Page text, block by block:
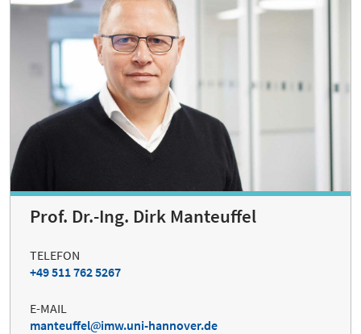
Prof. Dr.-Ing. Dirk Manteuffel
TELEFON
+49 511 762 5267
E-MAIL
manteuffel
imw.uni-hannover.de